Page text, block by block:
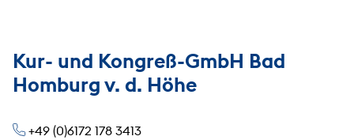
Kur- und Kongreß-GmbH Bad
Homburg v. d. Höhe
+49 (0)6172 178 3413